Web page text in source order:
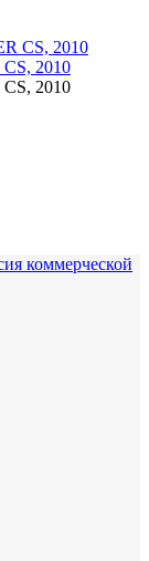
2010
2010
коммерческой